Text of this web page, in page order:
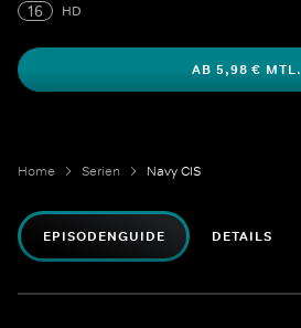
16 HD
AB 5,98 € MTL.
Home Serien Navy CIS
EPISODENGUIDE DETAILS